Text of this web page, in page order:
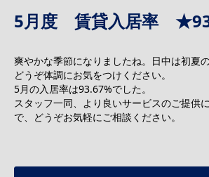
5月度 賃貸入居率
爽やかな季節になりましたね。日中は初夏
どうぞ体調にお気をつけください。
5月の入居率は93.67%でした。
スタッフ一同、より良いサービスのご提供
で、どうぞお気軽にご相談ください。